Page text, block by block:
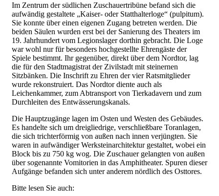
Im Zentrum der südlichen Zuschauertribüne befand sich die
aufwändig gestaltete „Kaiser- oder Statthalterloge“ (pulpitum).
Sie konnte über einen eigenen Zugang betreten werden. Die
beiden Säulen wurden erst bei der Sanierung des Theaters im
19. Jahrhundert vom Legionslager dorthin gebracht. Die Loge
war wohl nur für besonders hochgestellte Ehrengäste der
Spiele bestimmt. Ihr gegenüber, direkt über dem Nordtor, lag
die für den Stadtmagistrat der Zivilstadt mit steinernen
Sitzbänken. Die Inschrift zu Ehren der vier Ratsmitglieder
wurde rekonstruiert. Das Nordtor diente auch als
Leichenkammer, zum Abtransport von Tierkadavern und zum
Durchleiten des Entwässerungskanals.
Die Hauptzugänge lagen im Osten und Westen des Gebäudes.
Es handelte sich um dreigliedrige, verschließbare Toranlagen,
die sich trichterförmig von außen nach innen verjüngten. Sie
waren in aufwändiger Werksteinarchitektur gestaltet, wobei ein
Block bis zu 750 kg wog. Die Zuschauer gelangten von außen
über sogenannte Vomitorien in das Amphitheater. Spuren dieser
Aufgänge befanden sich unter anderem nördlich des Osttores.
Bitte lesen Sie auch: